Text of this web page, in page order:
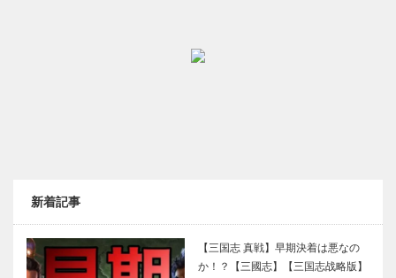
新着記事
【三国志 真戦】早期決着は悪なの
か！？【三國志】【三国志战略版】